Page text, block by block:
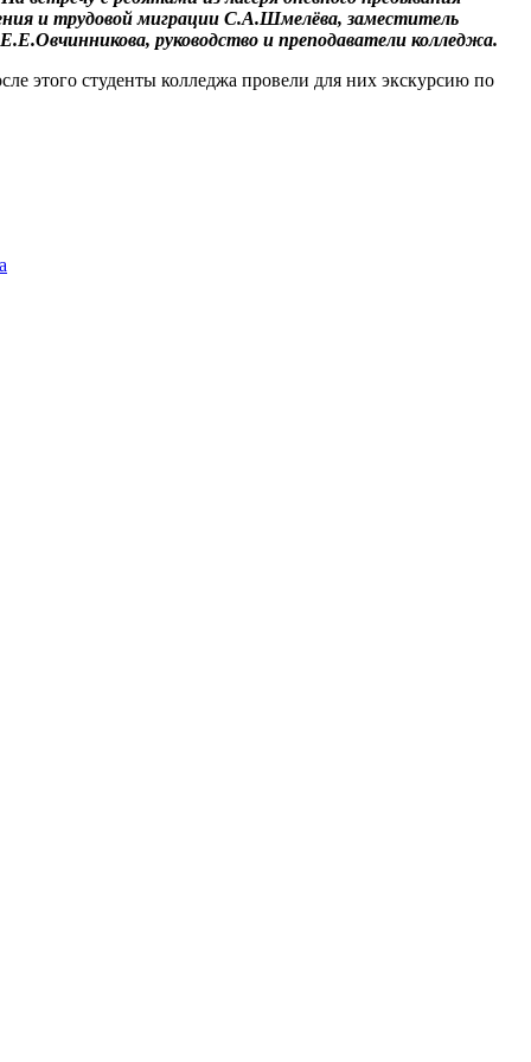
и трудовой миграции С.А.Шмелёва, заместитель
руководство и преподаватели колледжа.
этого студенты колледжа провели для них экскурсию по